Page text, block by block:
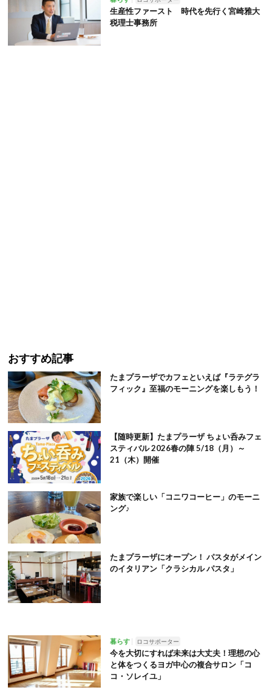
生産性ファースト 時代を先行く宮崎雅大
税理士事務所
おすすめ記事
たまプラーザでカフェといえば『ラテグラ
フィック』至福のモーニングを楽しもう！
【随時更新】たまプラーザ ちょい呑みフェ
スティバル 2026春の陣 5/18（月）～
21（木）開催
家族で楽しい「コニワコーヒー」のモーニ
ング♪
たまプラーザにオープン！ パスタがメイン
のイタリアン「クラシカル パスタ」
暮らす ロコサポーター
今を大切にすれば未来は大丈夫！理想の心
と体をつくるヨガ中心の複合サロン「コ
コ・ソレイユ」